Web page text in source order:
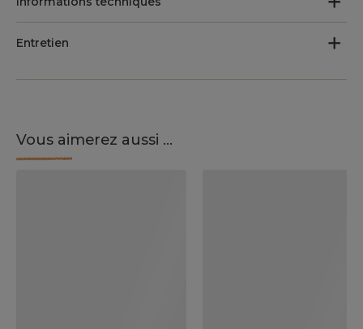
Entretien
Vous aimerez aussi ...